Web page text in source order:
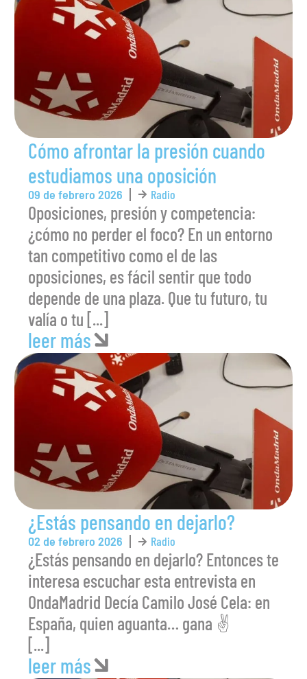
Cómo afrontar la presión cuando
estudiamos una oposición
09 de febrero 2026 Radio
Oposiciones, presión y competencia:
¿cómo no perder el foco? En un entorno
tan competitivo como el de las
oposiciones, es fácil sentir que todo
depende de una plaza. Que tu futuro, tu
valía o tu [...]
leer más
¿Estás pensando en dejarlo?
02 de febrero 2026 Radio
¿Estás pensando en dejarlo? Entonces te
interesa escuchar esta entrevista en
OndaMadrid Decía Camilo José Cela: en
España, quien aguanta… gana ✌️
[...]
leer más